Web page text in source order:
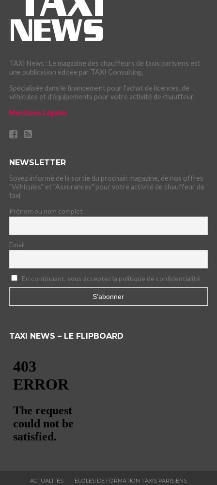
TAXI News : Le magazine des chauffeurs de taxis parisiens est
une publication éditée par TAXI Consulting.
Spécialisée dans le financement pour l'achat de licences, de
véhicules et d'équipements pour votre activité de chauffeur.
Mentions Légales
NEWSLETTER
Soyez informé de la sortie du prochain magazine, de nos offres
"Véhicules" et "Assurances" pour votre activité de chauffeur de
taxi.
Prénom ou nom complet
Email
En continuant, vous acceptez la politique de confidentialité
TAXI NEWS – LE FLIPBOARD
ACTUALITÉS ECOLES DE FORMATION TAXIS PARISIENS